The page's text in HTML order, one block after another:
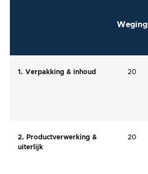
Weging
1. Verpakking & inhoud 20
2. Productverwerking &
uiterlijk
20